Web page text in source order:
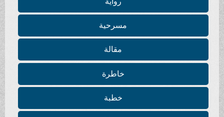
مسرحية
مقالة
خاطرة
خطبة